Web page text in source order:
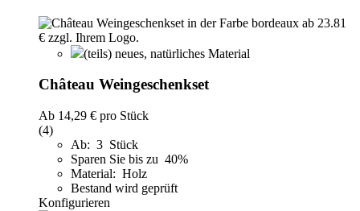
(teils) neues, natürliches Material
Château Weingeschenkset
Ab 14,29 € pro Stück
(4)
Ab: 3 Stück
Sparen Sie bis zu 40%
Material: Holz
Bestand wird geprüft
Konfigurieren